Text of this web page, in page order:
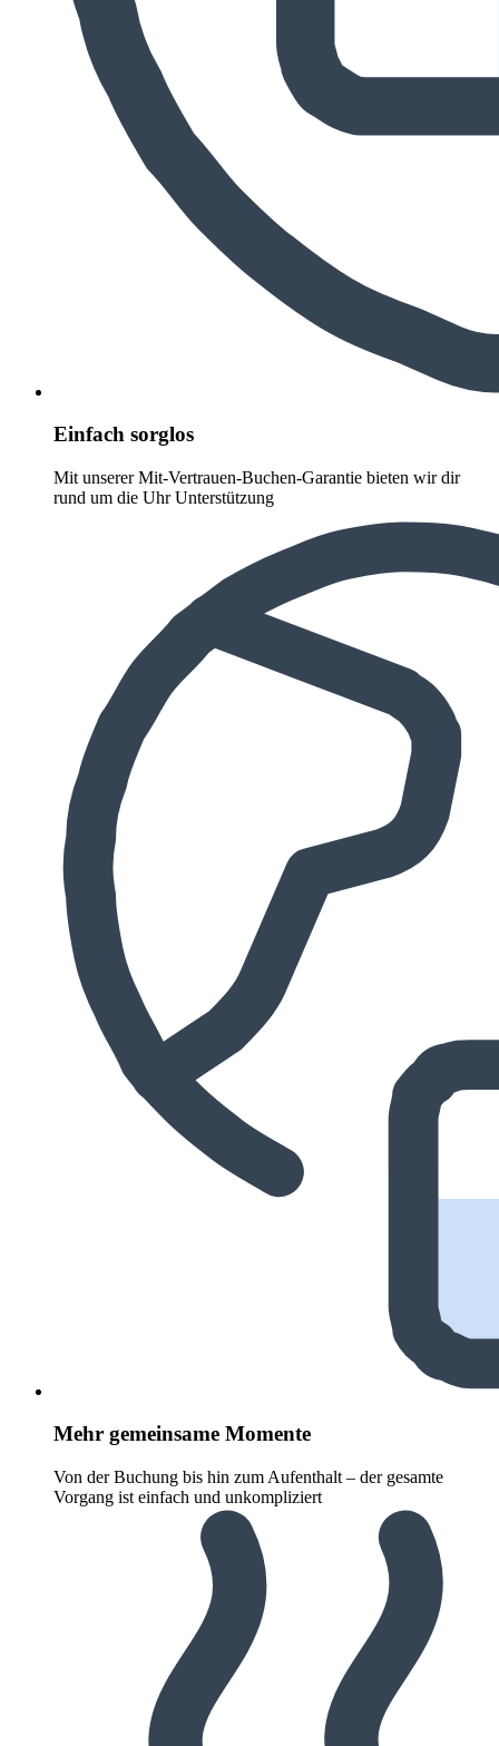
Einfach sorglos
Mit unserer Mit-Vertrauen-Buchen-Garantie bieten wir dir
rund um die Uhr Unterstützung
Mehr gemeinsame Momente
Von der Buchung bis hin zum Aufenthalt – der gesamte
Vorgang ist einfach und unkompliziert